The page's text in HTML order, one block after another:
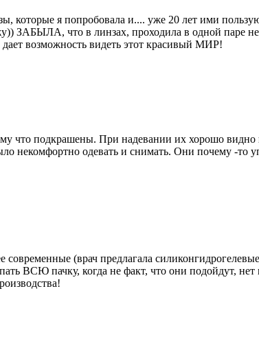
я попробовала и.... уже 20 лет ими
ЗАБЫЛА, что в линзах, проходила в одной паре
возможность видеть этот красивый МИР!
что подкрашены. При надевании их хорошо
одевать и снимать. Они почему -то
(врач предлагала
ВСЮ пачку, когда не факт, что они подойдут,